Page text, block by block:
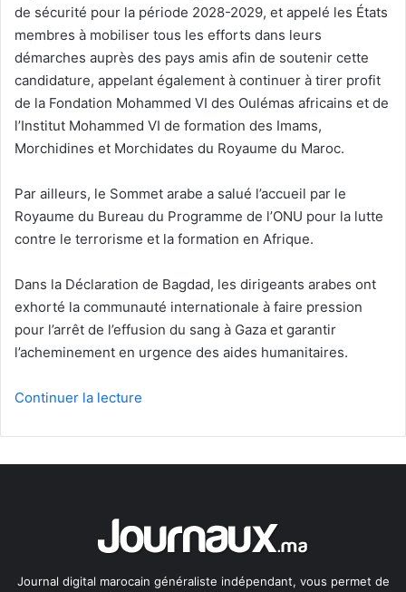
de sécurité pour la période 2028-2029, et appelé les États
membres à mobiliser tous les efforts dans leurs
démarches auprès des pays amis afin de soutenir cette
candidature, appelant également à continuer à tirer profit
de la Fondation Mohammed VI des Oulémas africains et de
l’Institut Mohammed VI de formation des Imams,
Morchidines et Morchidates du Royaume du Maroc.
Par ailleurs, le Sommet arabe a salué l’accueil par le
Royaume du Bureau du Programme de l’ONU pour la lutte
contre le terrorisme et la formation en Afrique.
Dans la Déclaration de Bagdad, les dirigeants arabes ont
exhorté la communauté internationale à faire pression
pour l’arrêt de l’effusion du sang à Gaza et garantir
l’acheminement en urgence des aides humanitaires.
Continuer la lecture
Journal digital marocain généraliste indépendant, vous permet de